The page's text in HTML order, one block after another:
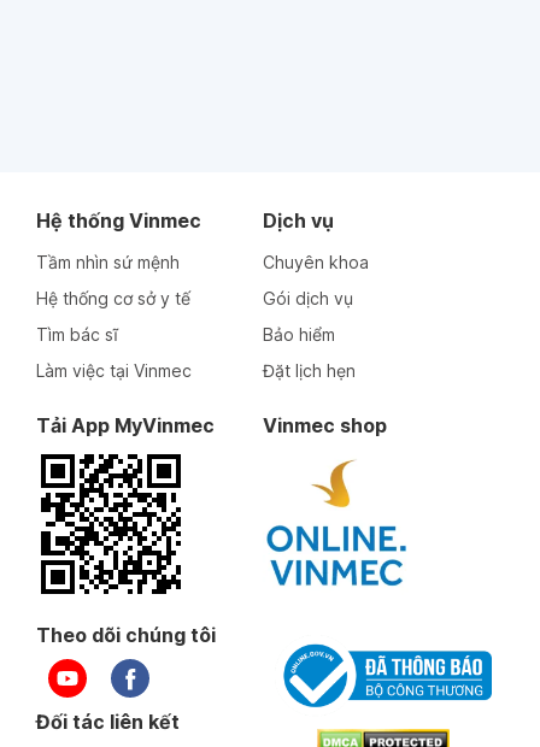
Hệ thống Vinmec
Tầm nhìn sứ mệnh
Hệ thống cơ sở y tế
Tìm bác sĩ
Làm việc tại Vinmec
Dịch vụ
Chuyên khoa
Gói dịch vụ
Bảo hiểm
Đặt lịch hẹn
Tải App MyVinmec Vinmec shop
Theo dõi chúng tôi
Đối tác liên kết